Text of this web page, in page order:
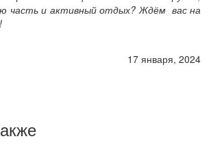
часть и активный отдых? Ждём вас на
!
17 января, 2024